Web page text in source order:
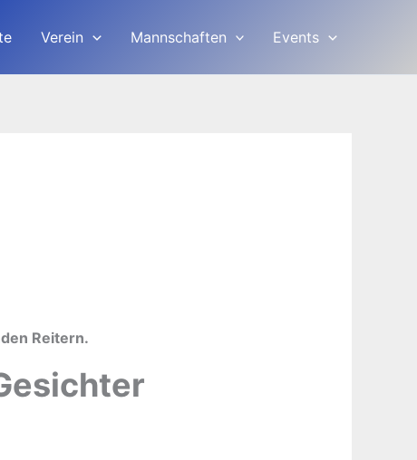
Verein Mannschaften Events
Reitern.